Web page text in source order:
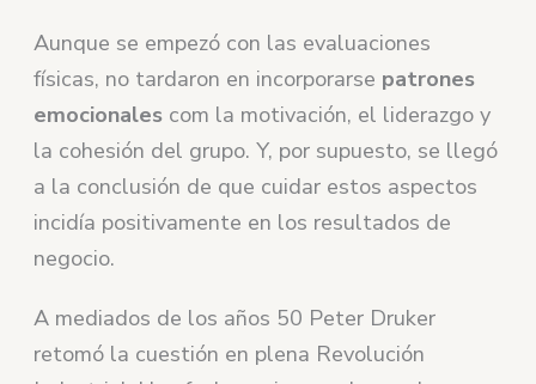
Aunque se empezó con las evaluaciones
físicas, no tardaron en incorporarse patrones
emocionales com la motivación, el liderazgo y
la cohesión del grupo. Y, por supuesto, se llegó
a la conclusión de que cuidar estos aspectos
incidía positivamente en los resultados de
negocio.
A mediados de los años 50 Peter Druker
retomó la cuestión en plena Revolución